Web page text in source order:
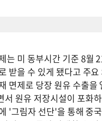
는 미 동부시간 기준 8월
받을 수 있게 됐다고 주
면제로 당장 원유 수출
서 원유 저장시설이 포화
'그림자 선단'을 통해 중